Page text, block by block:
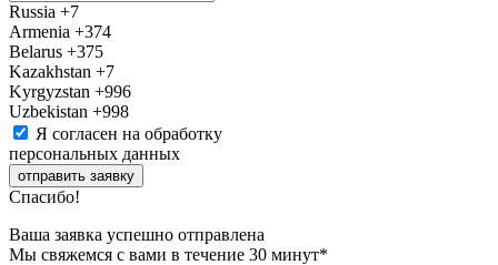
Russia +7
Armenia +374
Belarus +375
Kazakhstan +7
Kyrgyzstan +996
Uzbekistan +998
Я согласен на обработку
персональных данных
отправить заявку
Спасибо!
Ваша заявка успешно отправлена
Мы свяжемся с вами в течение 30 минут*